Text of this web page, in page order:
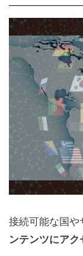
接続可能な国や
ンテンツにアク